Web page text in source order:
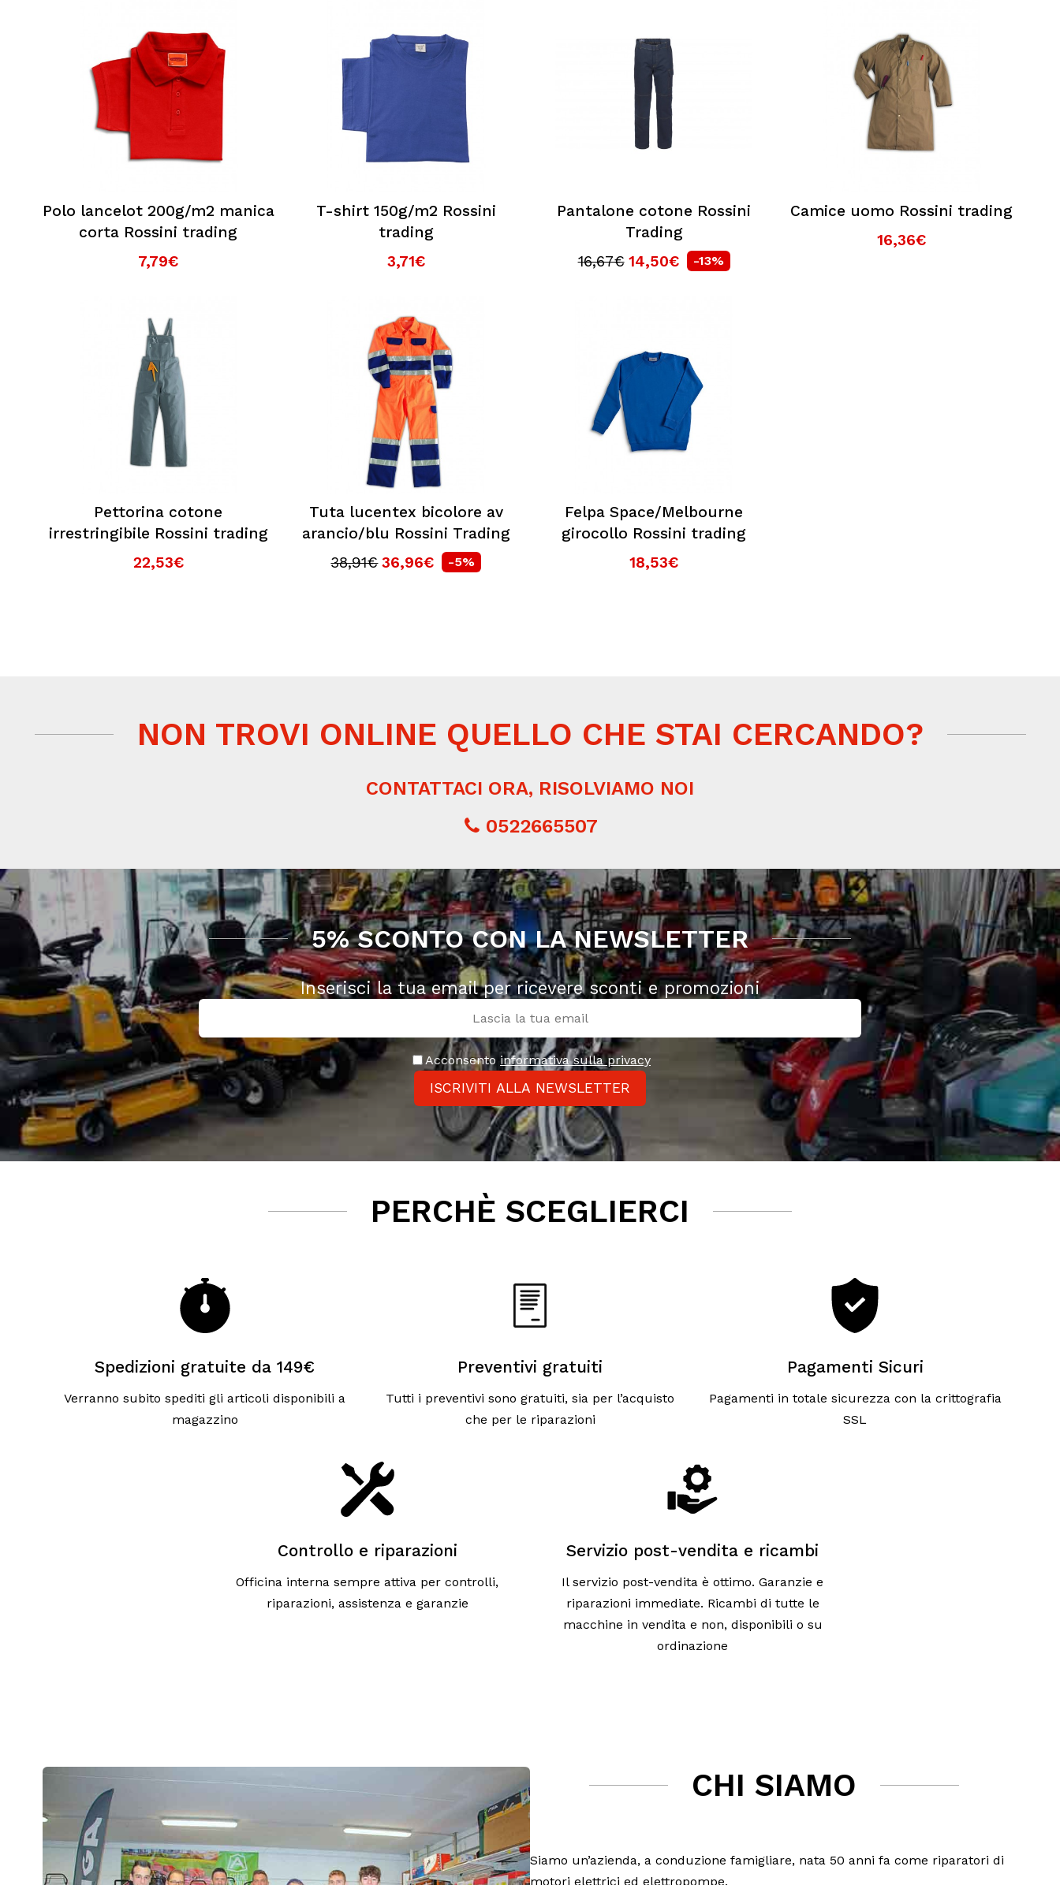
Polo lancelot 200g/m2 manica
corta Rossini trading
7,79€
T-shirt 150g/m2 Rossini
trading
3,71€
Pantalone cotone Rossini
Trading
16,67€ 14,50€ -13%
Camice uomo Rossini trading
16,36€
Pettorina cotone
irrestringibile Rossini trading
22,53€
Tuta lucentex bicolore av
arancio/blu Rossini Trading
38,91€ 36,96€ -5%
Felpa Space/Melbourne
girocollo Rossini trading
18,53€
NON TROVI ONLINE QUELLO CHE STAI CERCANDO?
CONTATTACI ORA, RISOLVIAMO NOI
0522665507
5% SCONTO CON LA NEWSLETTER
Inserisci la tua email per ricevere sconti e promozioni
Acconsento informativa sulla privacy
ISCRIVITI ALLA NEWSLETTER
PERCHÈ SCEGLIERCI
Spedizioni gratuite da 149€
Verranno subito spediti gli articoli disponibili a
magazzino
Preventivi gratuiti
Tutti i preventivi sono gratuiti, sia per l’acquisto
che per le riparazioni
Pagamenti Sicuri
Pagamenti in totale sicurezza con la crittografia
SSL
Controllo e riparazioni
Officina interna sempre attiva per controlli,
riparazioni, assistenza e garanzie
Servizio post-vendita e ricambi
Il servizio post-vendita è ottimo. Garanzie e
riparazioni immediate. Ricambi di tutte le
macchine in vendita e non, disponibili o su
ordinazione
CHI SIAMO
Siamo un’azienda, a conduzione famigliare, nata 50 anni fa come riparatori di
motori elettrici ed elettropompe.